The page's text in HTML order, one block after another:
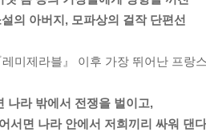
의 아버지, 모파상의 걸작 단편선
레미제라블』 이후 가장 뛰어난 프랑
나라 밖에서 전쟁을 벌이고,
서면 나라 안에서 저희끼리 싸워 댄